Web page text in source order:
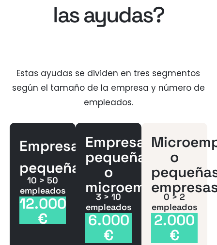
las ayudas?
Estas ayudas se dividen en tres segmentos
según el tamaño de la empresa y número de
empleados.
Empresas
pequeñas
10 > 50
empleados
12.000
€
Empresas
pequeñas
o
microempresas
3 > 10
empleados
6.000
€
o
0 > 2
empleados
2.000
€